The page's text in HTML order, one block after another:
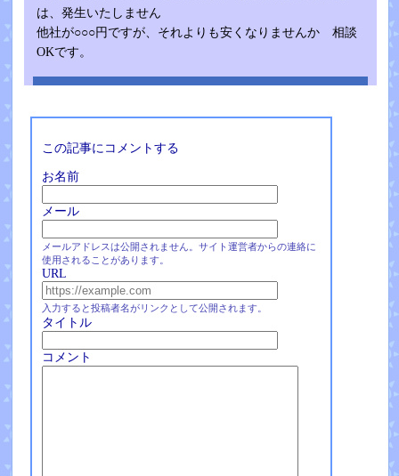
は、発生いたしません
他社が○○○円ですが、それよりも安くなりませんか 相談
OKです。
この記事にコメントする
お名前
メール
メールアドレスは公開されません。サイト運営者からの連絡に
使用されることがあります。
URL
入力すると投稿者名がリンクとして公開されます。
タイトル
コメント